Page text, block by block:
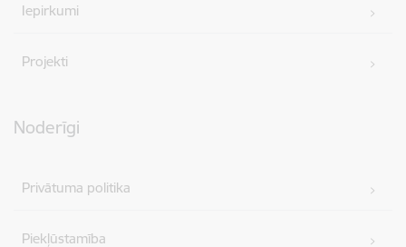
Iepirkumi
Projekti
Noderīgi
Privātuma politika
Piekļūstamība